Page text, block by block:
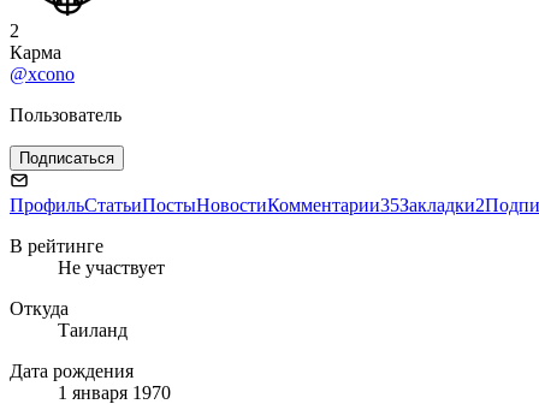
2
Карма
@xcono
Пользователь
Подписаться
ПрофильСтатьиПостыНовостиКомментарии35Закладки2
В рейтинге
Не участвует
Откуда
Таиланд
Дата рождения
1 января 1970